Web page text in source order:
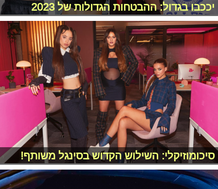
יככבו בגדול: ההבטחות הגדולות של 2023
סיכומוזיקלי: השילוש הקדוש בסינגל משותף!